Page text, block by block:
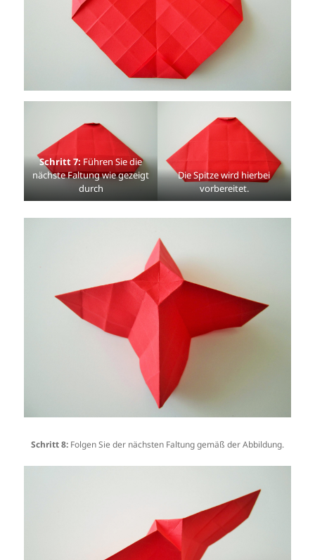
Schritt 7:Führen Sie die
nächste Faltung wie gezeigt
durch
Die Spitze wird hierbei
vorbereitet.
Schritt 8: Folgen Sie der nächsten Faltung gemäß der Abbildung.